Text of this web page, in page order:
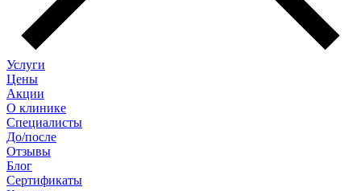
Услуги
Цены
Акции
О клинике
Специалисты
До/после
Отзывы
Блог
Сертификаты